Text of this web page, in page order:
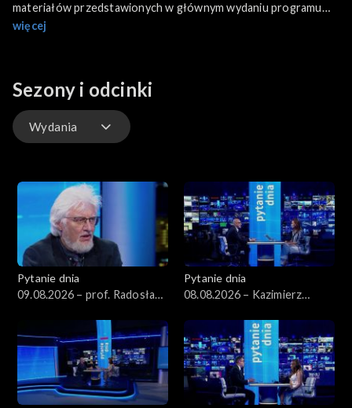
materiałów przedstawionych w głównym wydaniu programu
informacyjnego.
więcej
Sezony i odcinki
Wydania
Pytanie dnia
09.08.2026 – prof. Radosław
Pytanie dnia
08.08.2026 – Kazimierz